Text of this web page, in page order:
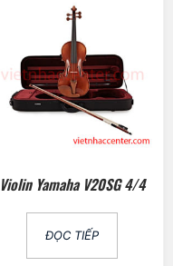
Violin Yamaha V20SG 4/4
ĐỌC TIẾP